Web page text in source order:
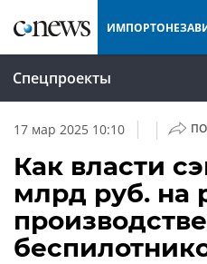
Спецпроекты
17 мар 2025 10:10 | |
Как власти
млрд руб. на
производстве